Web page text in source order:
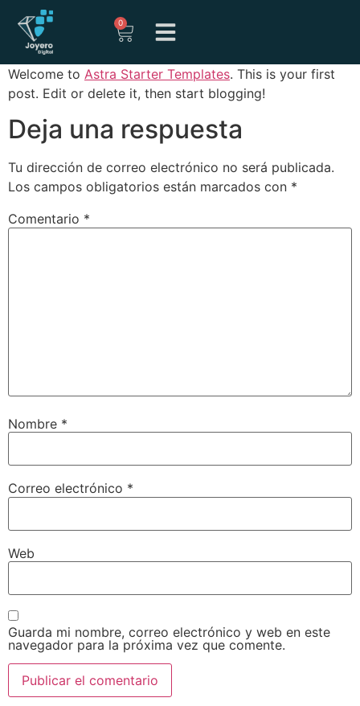
0
Welcome to Astra Starter Templates. This is your first
post. Edit or delete it, then start blogging!
Deja una respuesta
Tu dirección de correo electrónico no será publicada.
Los campos obligatorios están marcados con *
Comentario *
Nombre *
Correo electrónico *
Web
Guarda mi nombre, correo electrónico y web en este
navegador para la próxima vez que comente.